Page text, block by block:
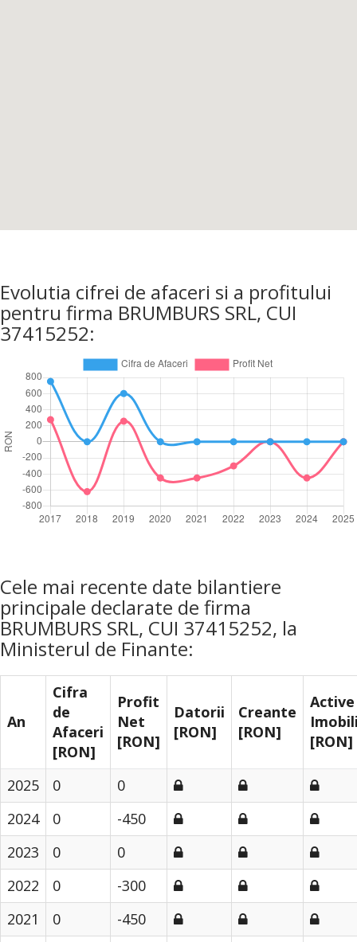
Evolutia cifrei de afaceri si a profitului
pentru firma BRUMBURS SRL, CUI
37415252:
Cele mai recente date bilantiere
principale declarate de firma
BRUMBURS SRL, CUI 37415252, la
Ministerul de Finante:
An
Cifra
de
Afaceri
[RON]
Profit
Net
[RON]
Datorii
[RON]
Creante
[RON]
Active
[RON]
2025 0
0
2024
0
-450
2023
0
0
2022
0
-300
2021
0
-450